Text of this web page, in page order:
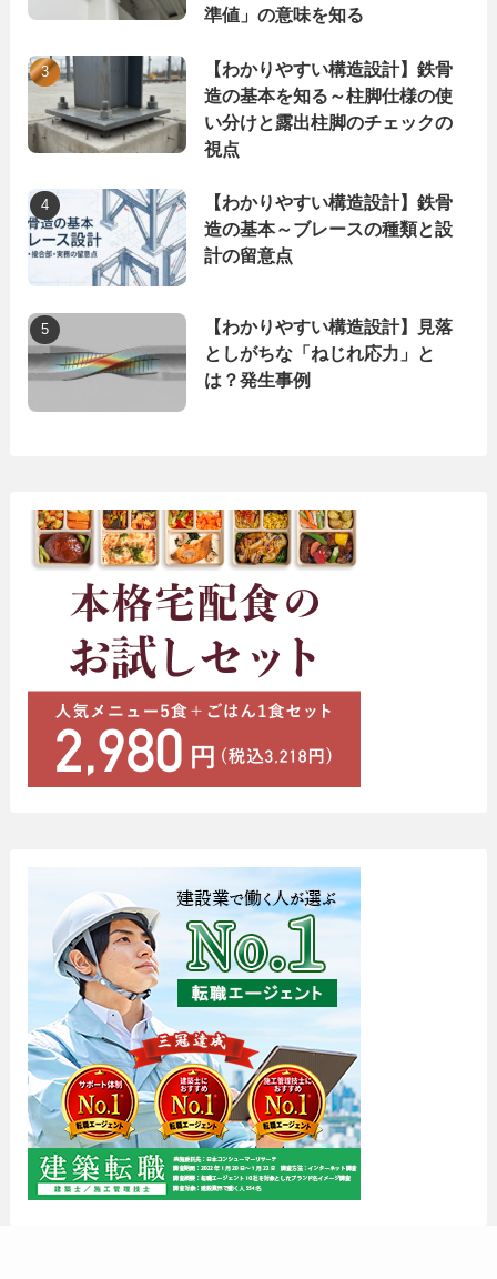
準値」の意味を知る
【わかりやすい構造設計】鉄骨
造の基本を知る～柱脚仕様の使
い分けと露出柱脚のチェックの
視点
【わかりやすい構造設計】鉄骨
造の基本～ブレースの種類と設
計の留意点
【わかりやすい構造設計】見落
としがちな「ねじれ応力」と
は？発生事例